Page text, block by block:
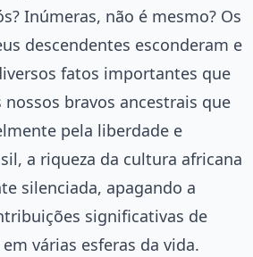
Inúmeras, não é mesmo? Os
descendentes esconderam e
fatos importantes que
bravos ancestrais que
pela liberdade e
a riqueza da cultura africana
silenciada, apagando a
significativas de
várias esferas da vida.